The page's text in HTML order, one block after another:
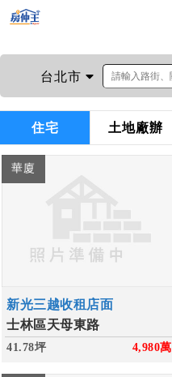
台北市
住宅 土地廠辦
華廈
新光三越收租店面
士林區天母東路
41.78坪 4,980萬